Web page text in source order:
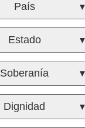
País ▼
Estado ▼
Soberanía ▼
Dignidad ▼